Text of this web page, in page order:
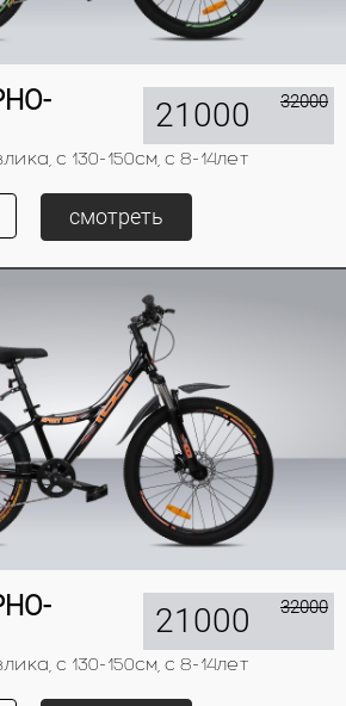
с 130-150см, с 8-14лет
21000 32000
смотреть
с 130-150см, с 8-14лет
21000 32000